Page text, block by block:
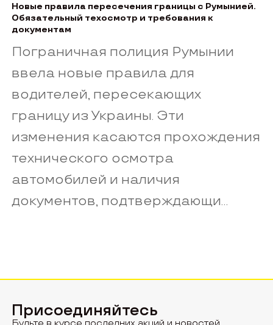
Новые правила пересечения границы с Румынией.
Обязательный техосмотр и требования к
документам
Пограничная полиция Румынии
ввела новые правила для
водителей, пересекающих
границу из Украины. Эти
изменения касаются прохождения
технического осмотра
автомобилей и наличия
документов, подтверждающи...
Присоединяйтесь